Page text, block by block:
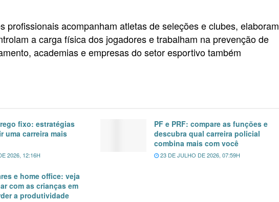
profissionais acompanham atletas de seleções e clubes, elaboram
a carga física dos jogadores e trabalham na prevenção de
academias e empresas do setor esportivo também
fixo: estratégias
uma carreira mais
2026, 12:16H
PF e PRF: compare as funções e
descubra qual carreira policial
combina mais com você
23 DE JULHO DE 2026, 07:59H
e home office: veja
com as crianças em
a produtividade